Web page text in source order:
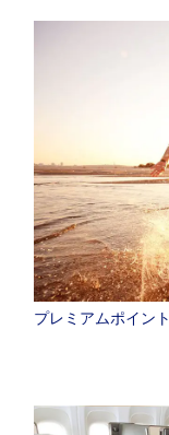
プレミアムポイント